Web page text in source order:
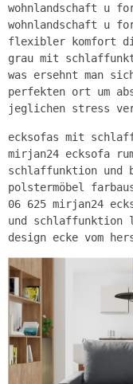
wohnlandschaft u
wohnlandschaft u
flexibler komfort
grau mit
was ersehnt man
perfekten ort um
jeglichen stress
ecksofas mit
mirjan24 ecksofa
schlaffunktion und
polstermöbel
06 625 mirjan24
und schlaffunktion
design ecke vom